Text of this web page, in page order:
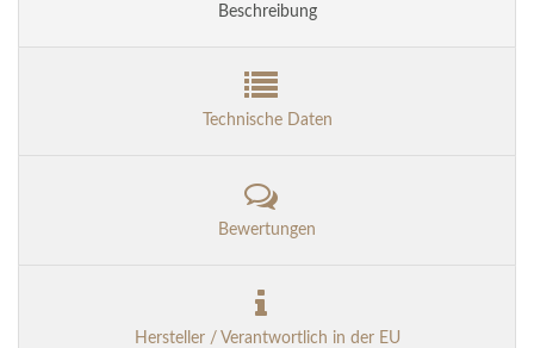
Beschreibung
Technische Daten
Bewertungen
Hersteller / Verantwortlich in der EU